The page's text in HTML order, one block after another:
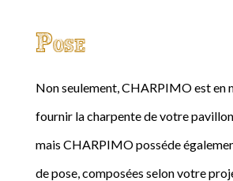
Pose
Non seulement, CHARPIMO est en
fournir la charpente de votre
mais CHARPIMO posséde
de pose, composées selon votre